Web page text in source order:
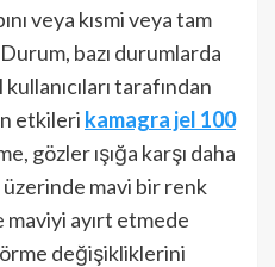
veya kısmi veya tam
bazı durumlarda
tarafından
etkileri kamagra jel 100
gözler ışığa karşı daha
üzerinde mavi bir renk
ayırt etmede
değişikliklerini